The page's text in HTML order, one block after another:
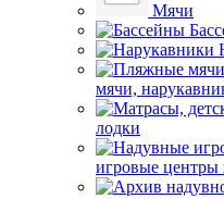
Мячи
мячи,
лодки
игровые центры